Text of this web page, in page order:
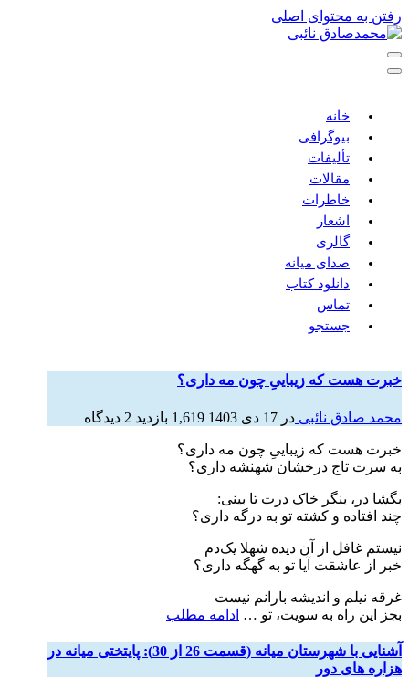
رفتن به محتوای اصلی
خانه
بیوگرافی
تألیفات
مقالات
خاطرات
اشعار
گالری
صدای میانه
دانلود کتاب
تماس
جستجو
خبرت هست که زیباییِ چون مه داری؟
محمد صادق نائبی در 17 دی 1403 1,619 بازدید 2 دیدگاه
خبرت هست که زیباییِ چون مه داری؟
به سرت تاج درخشان شهنشه داری؟
بگشا‌ در، بنگر خاک درت تا بینی:
چند افتاده و‌ کشته تو به درگه داری؟
نیستم غافل از آن دیده شهلا یک‌دم
خبر از عاشقت آیا تو به گهگه داری؟
غرقه نیلم و اندیشه بارانم نیست
بجز این راه به سویت، تو … ادامه مطلب
آشنایی با شهرستان میانه (قسمت 26 از 30): پایتختی میانه در
هزاره های دور